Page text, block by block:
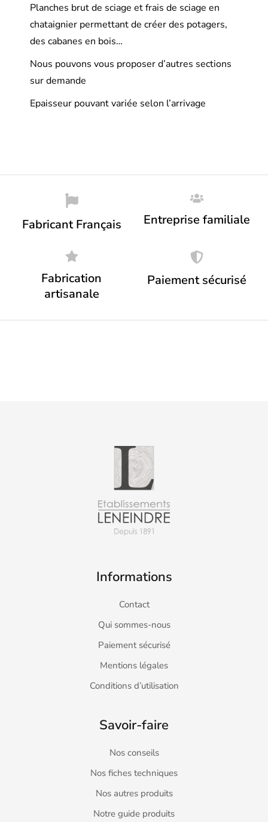
Planches brut de sciage et frais de sciage en
chataignier permettant de créer des potagers,
des cabanes en bois…
Nous pouvons vous proposer d’autres sections
sur demande
Epaisseur pouvant variée selon l’arrivage
Fabricant Français Entreprise familiale
Fabrication
artisanale
Paiement sécurisé
Informations
Contact
Qui sommes-nous
Paiement sécurisé
Mentions légales
Conditions d’utilisation
Savoir-faire
Nos conseils
Nos fiches techniques
Nos autres produits
Notre guide produits